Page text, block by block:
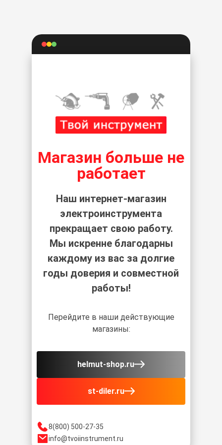
8(800) 500-27-35
info@tvoiinstrument.ru
Магазин больше не
работает
Наш интернет-магазин
электроинструмента
прекращает свою работу.
Мы искренне благодарны
каждому из вас за долгие
годы доверия и совместной
работы!
Перейдите в наши действующие
магазины:
helmut-shop.ru
st-diler.ru